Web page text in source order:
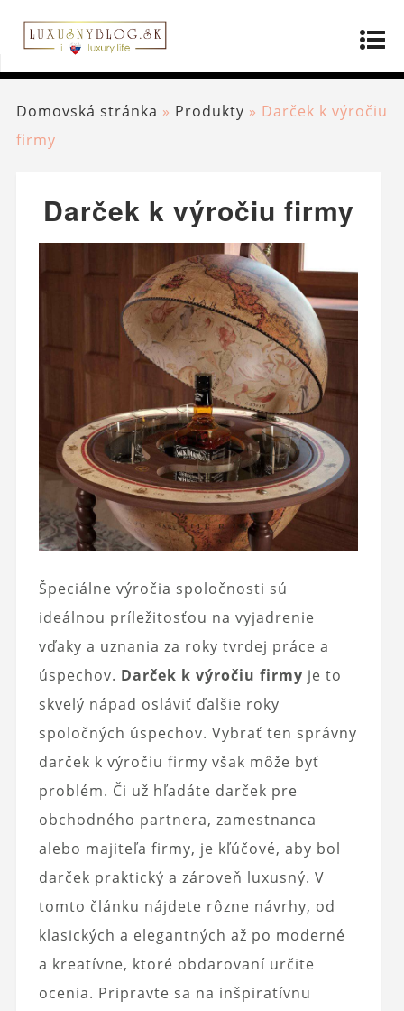
Domovská stránka » Produkty » Darček k výročiu
firmy
Darček k výročiu firmy
Špeciálne výročia spoločnosti sú
ideálnou príležitosťou na vyjadrenie
vďaky a uznania za roky tvrdej práce a
úspechov. Darček k výročiu firmy je to
skvelý nápad osláviť ďalšie roky
spoločných úspechov. Vybrať ten správny
darček k výročiu firmy však môže byť
problém. Či už hľadáte darček pre
obchodného partnera, zamestnanca
alebo majiteľa firmy, je kľúčové, aby bol
darček praktický a zároveň luxusný. V
tomto článku nájdete rôzne návrhy, od
klasických a elegantných až po moderné
a kreatívne, ktoré obdarovaní určite
ocenia. Pripravte sa na inšpiratívnu